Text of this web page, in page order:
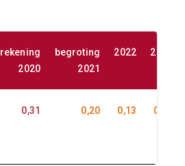
rekening
2020
begroting
2021
2022 2023
0,31 0,20 0,13 0,09